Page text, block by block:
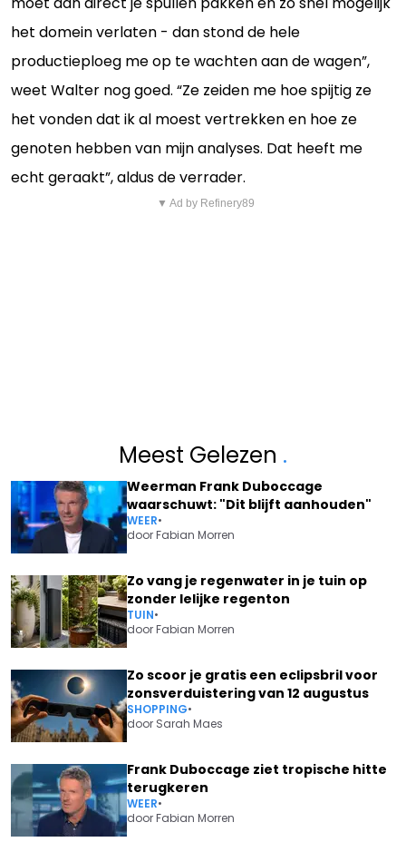
het domein verlaten - dan stond de hele
productieploeg me op te wachten aan de wagen”,
weet Walter nog goed. “Ze zeiden me hoe spijtig ze
het vonden dat ik al moest vertrekken en hoe ze
genoten hebben van mijn analyses. Dat heeft me
echt geraakt”, aldus de verrader.
▼ Ad by Refinery89
Meest Gelezen .
Weerman Frank Duboccage
waarschuwt: "Dit blijft aanhouden"
WEER•
doorFabian Morren
Zo vang je regenwater in je tuin op
zonder lelijke regenton
TUIN•
doorFabian Morren
Zo scoor je gratis een eclipsbril voor
zonsverduistering van 12 augustus
SHOPPING•
door Sarah Maes
Frank Duboccage ziet tropische hitte
terugkeren
WEER•
doorFabian Morren